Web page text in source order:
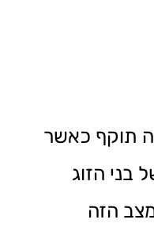
תוקף כאשר
בני הזוג
הזה